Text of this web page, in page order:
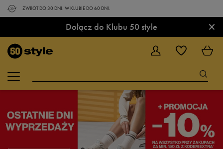
ZWROT DO 30 DNI. W KLUBIE DO 60 DNI.
Dołącz do Klubu 50 style ×